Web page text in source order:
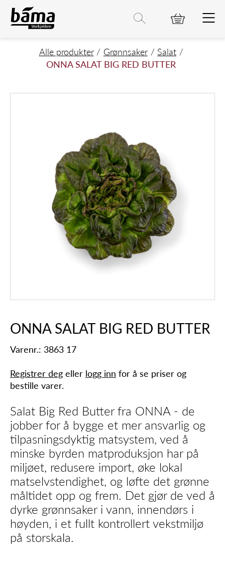
ONNA SALAT BIG RED BUTTER
Hovedinnhold
Hovedmeny
Hovedmeny
Alle produkter Grønnsaker
Salat
ONNA SALAT BIG RED BUTTER
ONNA SALAT BIG RED BUTTER
Varenr.: 3863 17
Registrer deg eller logg inn for å se priser og
bestille varer.
Salat Big Red Butter fra ONNA - de
jobber for å bygge et mer ansvarlig og
tilpasningsdyktig matsystem, ved å
minske byrden matproduksjon har på
miljøet, redusere import, øke lokal
matselvstendighet, og løfte det grønne
måltidet opp og frem. Det gjør de ved å
dyrke grønnsaker i vann, innendørs i
høyden, i et fullt kontrollert vekstmiljø
på storskala.